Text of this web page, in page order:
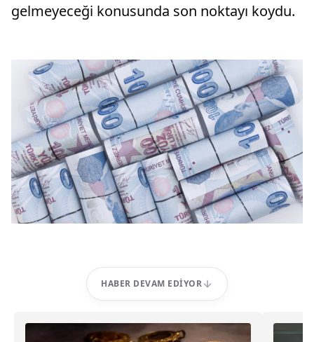
gelmeyeceği konusunda son noktayı koydu.
HABER DEVAM EDIYOR